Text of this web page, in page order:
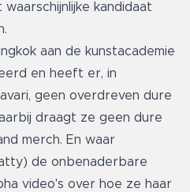
waarschijnlijke kandidaat
aan de kunstacademie
en heeft er, in
geen overdreven dure
draagt ze geen dure
merch. En waar
de onbenaderbare
video's over hoe ze haar